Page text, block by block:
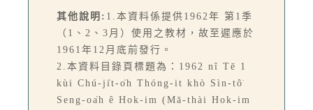
其他說明: 1.本資料係提供1962年 第1季
（1、2、3月）使用之教材，故至遲應於
1961年12月底前發行。
2.本資料目錄頁標題為：1962 nî Tē 1
kùi Chú-ji̍t-o̍h Thóng-it khò Sìn-tô͘
Seng-oa̍h ê Hok-im (Mā-thài Hok-im